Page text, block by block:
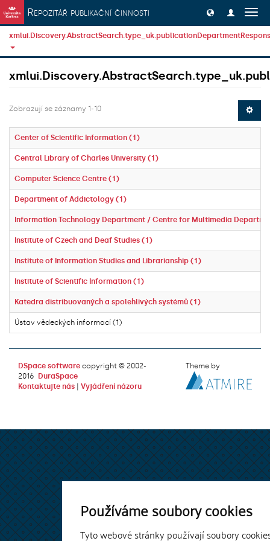
Používáme soubory cookies
Tyto webové stránky používají soubory
Přeskočit na obsah
Repozitář publikační činnosti
Zobrazují se záznamy 1-10
Center of Scientific Information (1)
Central Library of Charles University (1)
Computer Science Centre (1)
Department of Addictology (1)
Information Technology Department / Centre for Multimedia
Institute of Czech and Deaf Studies (1)
Institute of Information Studies and Librarianship (1)
Institute of Scientific Information (1)
Katedra distribuovaných a spolehlivých systémů (1)
Ústav vědeckých informací (1)
DSpace software copyright © 2002-
2016
DuraSpace
Kontaktujte nás
Vyjádření názoru
Theme by